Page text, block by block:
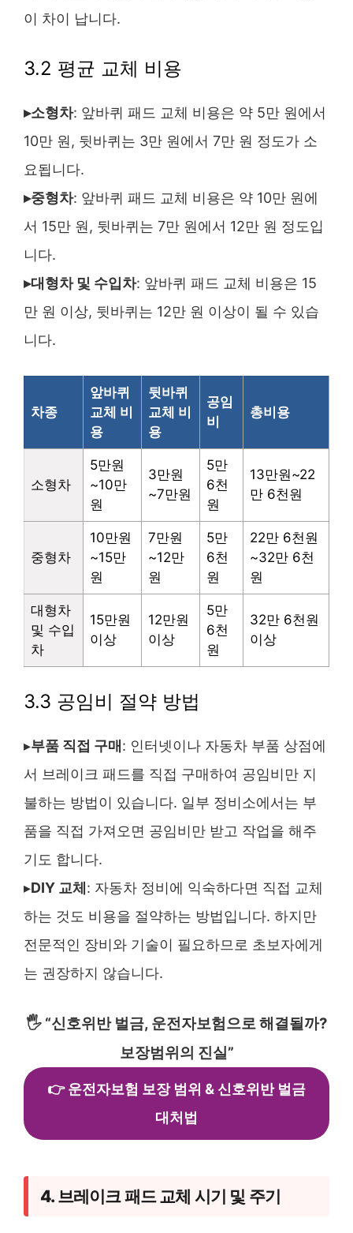
이 차이 납니다.
3.2 평균 교체 비용
▸소형차: 앞바퀴 패드 교체 비용은 약 5만 원에서
10만 원, 뒷바퀴는 3만 원에서 7만 원 정도가 소
요됩니다.
▸중형차: 앞바퀴 패드 교체 비용은 약 10만 원에
서 15만 원, 뒷바퀴는 7만 원에서 12만 원 정도입
니다.
▸대형차 및 수입차: 앞바퀴 패드 교체 비용은 15
만 원 이상, 뒷바퀴는 12만 원 이상이 될 수 있습
니다.
차종
앞바퀴
교체 비
용
뒷바퀴
교체 비
용
공임
비
총비용
소형차
5만원
~10만
원
3만원
~7만원
5만
6천
원
13만원~22
만 6천원
중형차
10만원
~15만
원
7만원
~12만
원
5만
6천
원
22만 6천원
~32만 6천
원
대형차
및 수입
차
15만원
이상
12만원
이상
5만
6천
원
32만 6천원
이상
3.3 공임비 절약 방법
▸부품 직접 구매 : 인터넷이나 자동차 부품 상점에
서 브레이크 패드를 직접 구매하여 공임비만 지
불하는 방법이 있습니다. 일부 정비소에서는 부
품을 직접 가져오면 공임비만 받고 작업을 해주
기도 합니다​.
▸DIY 교체 : 자동차 정비에 익숙하다면 직접 교체
하는 것도 비용을 절약하는 방법입니다. 하지만
전문적인 장비와 기술이 필요하므로 초보자에게
는 권장하지 않습니다.
🖐️ “신호위반 벌금, 운전자보험으로 해결될까?
보장범위의 진실”
👉 운전자보험 보장 범위 & 신호위반 벌금
대처법
4. 브레이크 패드 교체 시기 및 주기